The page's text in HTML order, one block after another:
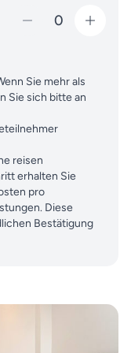
0
Sie mehr als
Sie sich bitte an
reisen
erhalten Sie
pro
Diese
Bestätigung